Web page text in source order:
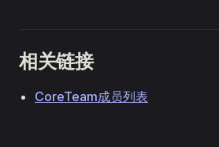
相关链接
CoreTeam成员列表